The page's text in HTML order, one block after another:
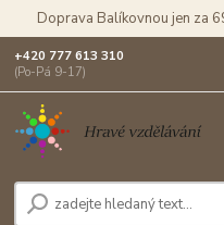
Doprava Balíkovnou jen za
+420 777 613 310
(Po-Pá 9-17)